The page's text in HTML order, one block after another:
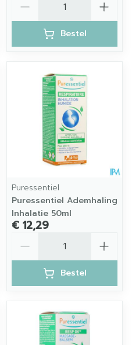
Bestel
Puressentiel
Puressentiel Ademhaling
Inhalatie 50ml
€ 12,29
Bestel